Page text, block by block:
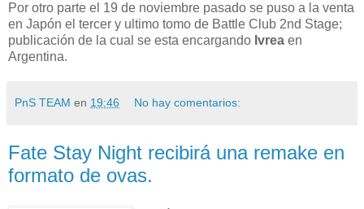
Por otro parte el 19 de noviembre pasado se puso a la venta
en Japón el tercer y ultimo tomo de Battle Club 2nd Stage;
publicación de la cual se esta encargando Ivrea en
Argentina.
PnS TEAM en 19:46 No hay comentarios:
Fate Stay Night recibirá una remake en
formato de ovas.